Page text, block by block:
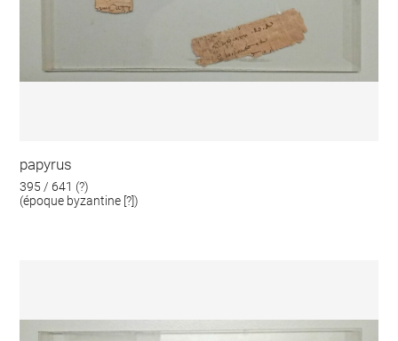
papyrus
395 / 641 (?)
(époque byzantine [?])